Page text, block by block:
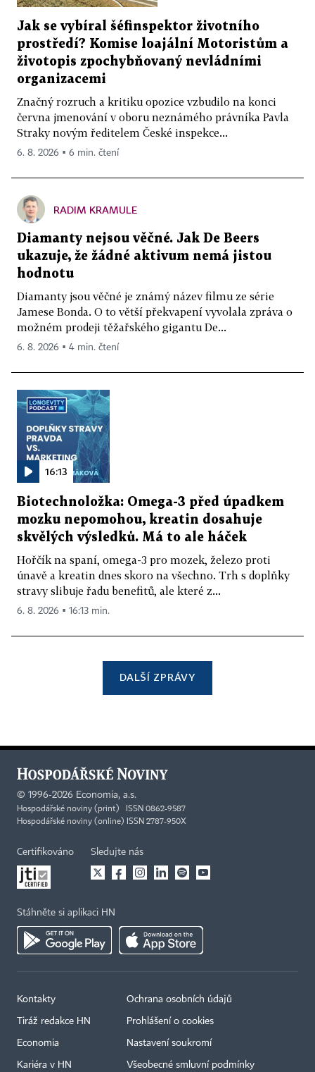
Jak se vybíral šéfinspektor životního
prostředí? Komise loajální Motoristům a
životopis zpochybňovaný nevládními
organizacemi
Značný rozruch a kritiku opozice vzbudilo na konci
června jmenování v oboru neznámého právníka Pavla
Straky novým ředitelem České inspekce...
6. 8. 2026 ▪ 6 min. čtení
RADIM KRAMULE
Diamanty nejsou věčné. Jak De Beers
ukazuje, že žádné aktivum nemá jistou
hodnotu
Diamanty jsou věčné je známý název filmu ze série
Jamese Bonda. O to větší překvapení vyvolala zpráva o
možném prodeji těžařského gigantu De...
6. 8. 2026 ▪ 4 min. čtení
16:13
Biotechnoložka: Omega-3 před úpadkem
mozku nepomohou, kreatin dosahuje
skvělých výsledků. Má to ale háček
Hořčík na spaní, omega-3 pro mozek, železo proti
únavě a kreatin dnes skoro na všechno. Trh s doplňky
stravy slibuje řadu benefitů, ale které z...
6. 8. 2026 ▪ 16:13 min.
DALŠÍ ZPRÁVY
© 1996-2026 Economia, a.s.
Hospodářské noviny (print) ISSN 0862-9587
Hospodářské noviny (online) ISSN 2787-950X
Certifikováno Sledujte nás
Stáhněte si aplikaci HN
Kontakty
Tiráž redakce HN
Economia
Kariéra v HN
Ochrana osobních údajů
Prohlášení o cookies
Nastavení soukromí
Všeobecné smluvní podmínky